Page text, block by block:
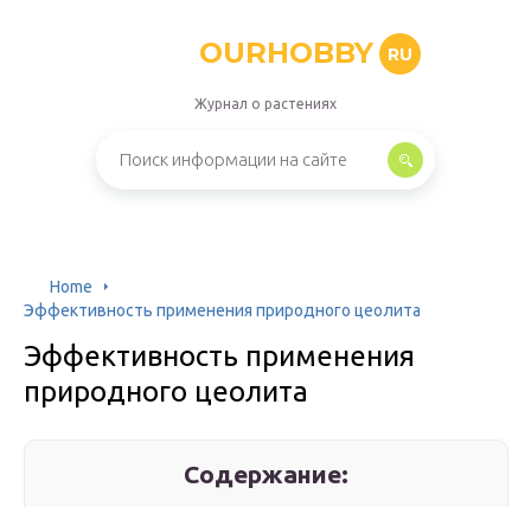
OURHOBBY RU
Журнал о растениях
Home
Эффективность применения природного цеолита
Эффективность применения
природного цеолита
Содержание: